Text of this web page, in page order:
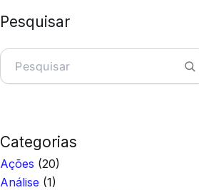
Pesquisar
Pesquisar
Categorias
Ações (20)
Análise (1)